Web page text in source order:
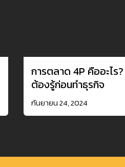
การตลาด 4P คืออะไร?
ต้องรู้ก่อนทำธุรกิจ
กันยายน 24, 2024